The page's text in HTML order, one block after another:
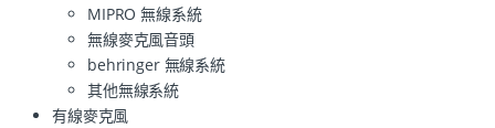
MIPRO 無線系統
無線麥克風音頭
behringer 無線系統
其他無線系統
有線麥克風